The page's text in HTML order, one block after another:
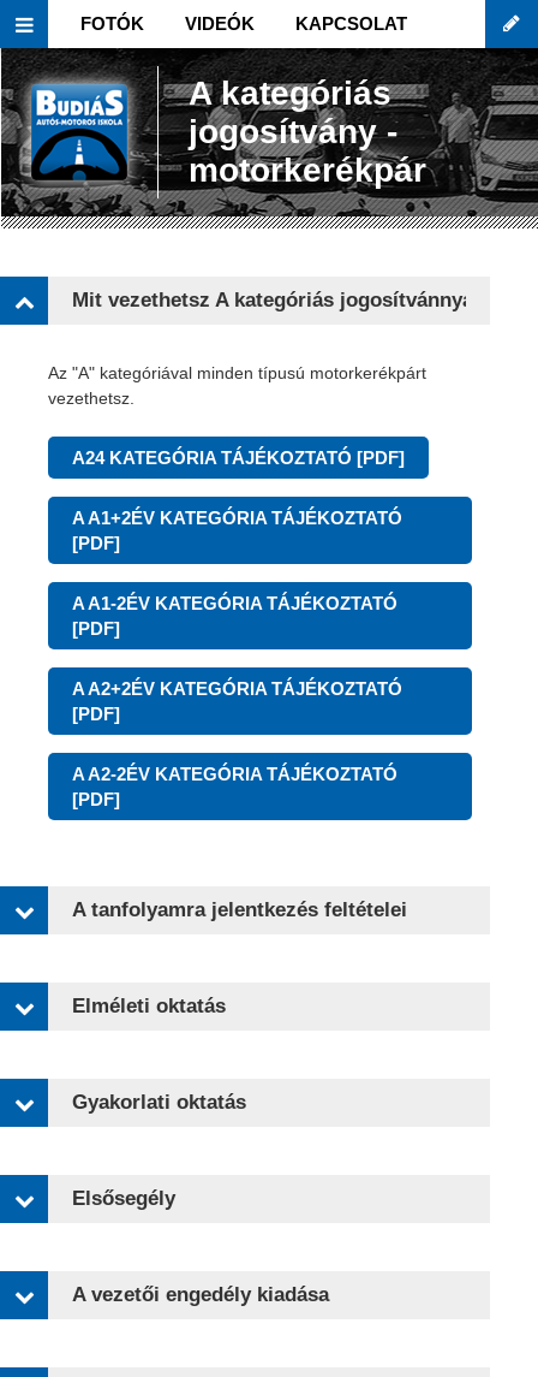
FOTÓK VIDEÓK KAPCSOLAT
A kategóriás
jogosítvány -
motorkerékpár
Mit vezethetsz A kategóriás jogosítvánnyal?
Az "A" kategóriával minden típusú motorkerékpárt
vezethetsz.
A24 KATEGÓRIA TÁJÉKOZTATÓ [PDF]
A A1+2ÉV KATEGÓRIA TÁJÉKOZTATÓ
[PDF]
A A1-2ÉV KATEGÓRIA TÁJÉKOZTATÓ
[PDF]
A A2+2ÉV KATEGÓRIA TÁJÉKOZTATÓ
[PDF]
A A2-2ÉV KATEGÓRIA TÁJÉKOZTATÓ
[PDF]
A tanfolyamra jelentkezés feltételei
Elméleti oktatás
Gyakorlati oktatás
Elsősegély
A vezetői engedély kiadása